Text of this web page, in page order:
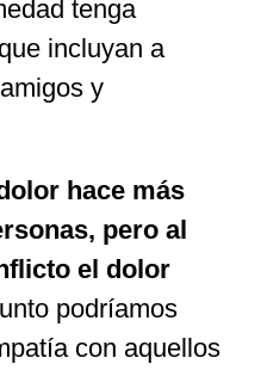
tenga
incluyan a
y
hace más
pero al
el dolor
podríamos
con aquellos